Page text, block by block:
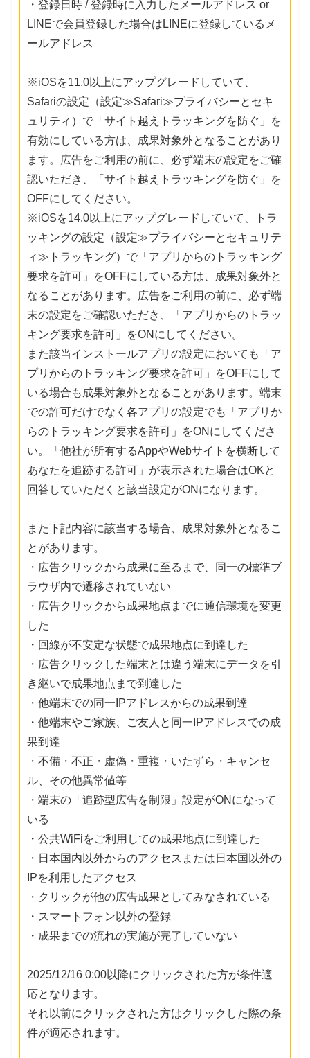
・登録日時 / 登録時に入力したメールアドレス or
LINEで会員登録した場合はLINEに登録しているメ
ールアドレス
※iOSを11.0以上にアップグレードしていて、
Safariの設定（設定≫Safari≫プライバシーとセキ
ュリティ）で「サイト越えトラッキングを防ぐ」を
有効にしている方は、成果対象外となることがあり
ます。広告をご利用の前に、必ず端末の設定をご確
認いただき、「サイト越えトラッキングを防ぐ」を
OFFにしてください。
※iOSを14.0以上にアップグレードしていて、トラ
ッキングの設定（設定≫プライバシーとセキュリテ
ィ≫トラッキング）で「アプリからのトラッキング
要求を許可」をOFFにしている方は、成果対象外と
なることがあります。広告をご利用の前に、必ず端
末の設定をご確認いただき、「アプリからのトラッ
キング要求を許可」をONにしてください。
また該当インストールアプリの設定においても「ア
プリからのトラッキング要求を許可」をOFFにして
いる場合も成果対象外となることがあります。端末
での許可だけでなく各アプリの設定でも「アプリか
らのトラッキング要求を許可」をONにしてくださ
い。「他社が所有するAppやWebサイトを横断して
あなたを追跡する許可」が表示された場合はOKと
回答していただくと該当設定がONになります。
また下記内容に該当する場合、成果対象外となるこ
とがあります。
・広告クリックから成果に至るまで、同一の標準ブ
ラウザ内で遷移されていない
・広告クリックから成果地点までに通信環境を変更
した
・回線が不安定な状態で成果地点に到達した
・広告クリックした端末とは違う端末にデータを引
き継いで成果地点まで到達した
・他端末での同一IPアドレスからの成果到達
・他端末やご家族、ご友人と同一IPアドレスでの成
果到達
・不備・不正・虚偽・重複・いたずら・キャンセ
ル、その他異常値等
・端末の「追跡型広告を制限」設定がONになって
いる
・公共WiFiをご利用しての成果地点に到達した
・日本国内以外からのアクセスまたは日本国以外の
IPを利用したアクセス
・クリックが他の広告成果としてみなされている
・スマートフォン以外の登録
・成果までの流れの実施が完了していない
2025/12/16 0:00以降にクリックされた方が条件適
応となります。
それ以前にクリックされた方はクリックした際の条
件が適応されます。